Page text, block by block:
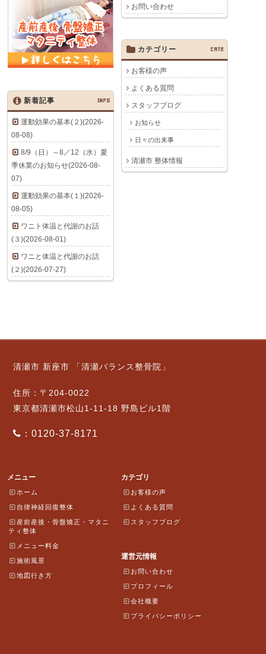
お問い合わせ
カテゴリー CATE
お客様の声
よくある質問
スタッフブログ
お知らせ
日々の出来事
清瀬市 整体情報
新着記事 INFO
運動効果の基本(２)(2026-
08-08)
8/9（日）～8／12（水）夏
季休業のお知らせ(2026-08-
07)
運動効果の基本(１)(2026-
08-05)
ワニト体温と代謝のお話
(３)(2026-08-01)
ワニと体温と代謝のお話
(２)(2026-07-27)
清瀬市 新座市 「清瀬バランス整骨院」
住所：〒204-0022
東京都清瀬市松山1-11-18 野島ビル1階
：0120-37-8171
メニュー
ホーム
自律神経回復整体
産前産後・骨盤矯正・マタニ
ティ整体
メニュー料金
施術風景
地図行き方
カテゴリ
お客様の声
よくある質問
スタッフブログ
運営元情報
お問い合わせ
プロフィール
会社概要
プライバシーポリシー